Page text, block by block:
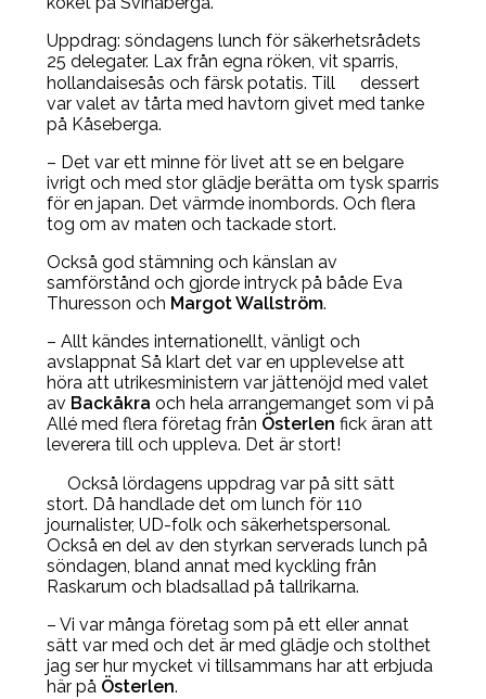
Uppdrag: söndagens lunch för säkerhetsrådets
25 delegater. Lax från egna röken, vit sparris,
hollandaisesås och färsk potatis. Till
dessert
var valet av tårta med havtorn givet med tanke
på Kåseberga.
– Det var ett minne för livet att se en belgare
ivrigt och med stor glädje berätta om tysk sparris
för en japan. Det värmde inombords. Och flera
tog om av maten och tackade stort.
Också god stämning och känslan av
samförstånd och gjorde intryck på både Eva
Thuresson och Margot Wallström.
– Allt kändes internationellt, vänligt och
avslappnat Så klart det var en upplevelse att
höra att utrikesministern var jättenöjd med valet
av Backåkra och hela arrangemanget som vi på
Allé med flera företag från Österlen fick äran att
leverera till och uppleva. Det är stort!
Också lördagens uppdrag var på sitt sätt
stort. Då handlade det om lunch för 110
journalister, UD-folk och säkerhetspersonal.
Också en del av den styrkan serverads lunch på
söndagen, bland annat med kyckling från
Raskarum och bladsallad på tallrikarna.
– Vi var många företag som på ett eller annat
sätt var med och det är med glädje och stolthet
jag ser hur mycket vi tillsammans har att erbjuda
här på Österlen.